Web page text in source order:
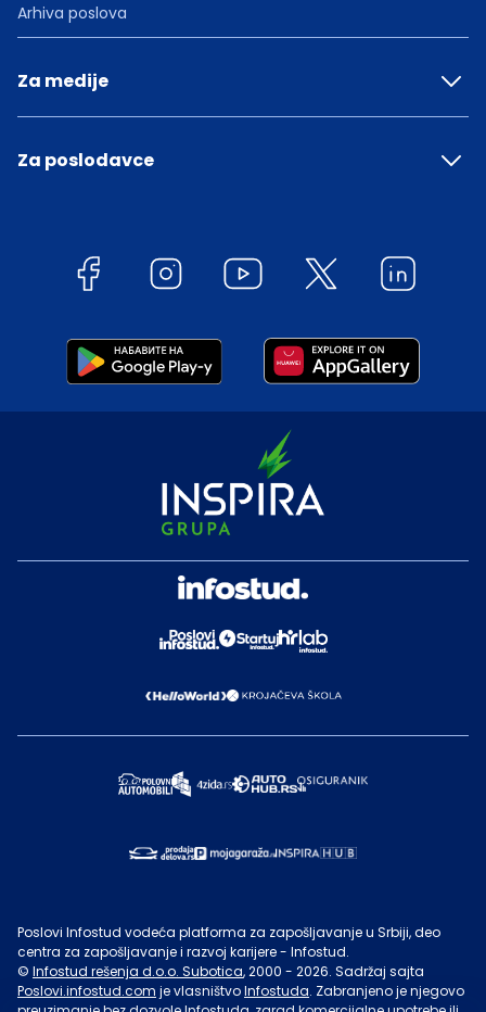
Arhiva poslova
Za medije
Za poslodavce
Poslovi Infostud vodeća platforma za zapošljavanje u Srbiji, deo
centra za zapošljavanje i razvoj karijere - Infostud.
© Infostud rešenja d.o.o. Subotica, 2000 - 2026. Sadržaj sajta
Poslovi.infostud.com je vlasništvoInfostuda. Zabranjeno je njegovo